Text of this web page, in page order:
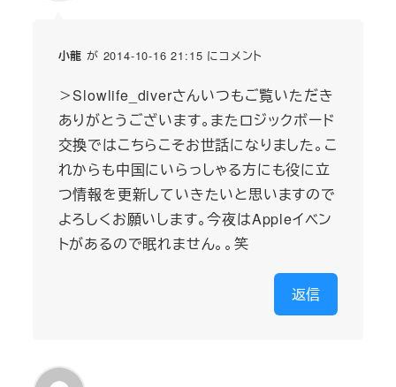
小龍 が 2014-10-16 21:15 にコメント
＞Slowlife_diverさんいつもご覧いただき
ありがとうございます。またロジックボード
交換ではこちらこそお世話になりました。こ
れからも中国にいらっしゃる方にも役に立
つ情報を更新していきたいと思いますので
よろしくお願いします。今夜はAppleイベン
トがあるので眠れません。。笑
返信